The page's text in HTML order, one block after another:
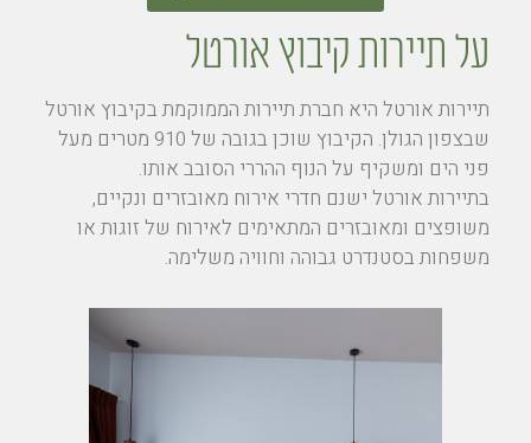
על תיירות קיבוץ אורטל
תיירות אורטל היא חברת תיירות הממוקמת בקיבוץ אורטל
שבצפון הגולן. הקיבוץ שוכן בגובה של 910 מטרים מעל
פני הים ומשקיף על הנוף ההררי הסובב אותו.
בתיירות אורטל ישנם חדרי אירוח מאובזרים ונקיים,
משופצים ומאובזרים המתאימים לאירוח של זוגות או
משפחות בסטנדרט גבוהה וחוויה משלימה.